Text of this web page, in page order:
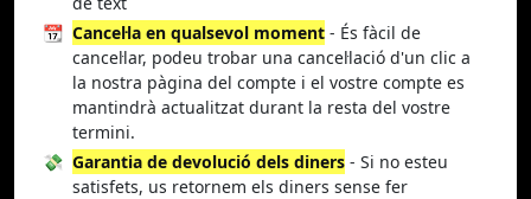
📆 Cancel·la en qualsevol moment - És fàcil de
cancel·lar, podeu trobar una cancel·lació d'un clic a
la nostra pàgina del compte i el vostre compte es
mantindrà actualitzat durant la resta del vostre
termini.
💸 Garantia de devolució dels diners - Si no esteu
satisfets, us retornem els diners sense fer